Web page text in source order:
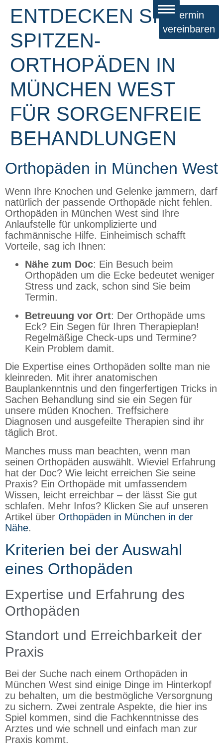
Termin
vereinbaren
ENTDECKEN SIE
SPITZEN-
ORTHOPÄDEN IN
MÜNCHEN WEST
FÜR SORGENFREIE
BEHANDLUNGEN
Orthopäden in München West
Wenn Ihre Knochen und Gelenke jammern, darf
natürlich der passende Orthopäde nicht fehlen.
Orthopäden in München West sind Ihre
Anlaufstelle für unkomplizierte und
fachmännische Hilfe. Einheimisch schafft
Vorteile, sag ich Ihnen:
Nähe zum Doc: Ein Besuch beim
Orthopäden um die Ecke bedeutet weniger
Stress und zack, schon sind Sie beim
Termin.
Betreuung vor Ort: Der Orthopäde ums
Eck? Ein Segen für Ihren Therapieplan!
Regelmäßige Check-ups und Termine?
Kein Problem damit.
Die Expertise eines Orthopäden sollte man nie
kleinreden. Mit ihrer anatomischen
Bauplankenntnis und den fingerfertigen Tricks in
Sachen Behandlung sind sie ein Segen für
unsere müden Knochen. Treffsichere
Diagnosen und ausgefeilte Therapien sind ihr
täglich Brot.
Manches muss man beachten, wenn man
seinen Orthopäden auswählt. Wieviel Erfahrung
hat der Doc? Wie leicht erreichen Sie seine
Praxis? Ein Orthopäde mit umfassendem
Wissen, leicht erreichbar – der lässt Sie gut
schlafen. Mehr Infos? Klicken Sie auf unseren
Artikel über Orthopäden in München in der
Nähe.
Kriterien bei der Auswahl
eines Orthopäden
Expertise und Erfahrung des
Orthopäden
Standort und Erreichbarkeit der
Praxis
Bei der Suche nach einem Orthopäden in
München West sind einige Dinge im Hinterkopf
zu behalten, um die bestmögliche Versorgnung
zu sichern. Zwei zentrale Aspekte, die hier ins
Spiel kommen, sind die Fachkenntnisse des
Arztes und wie schnell und einfach man zur
Praxis kommt.